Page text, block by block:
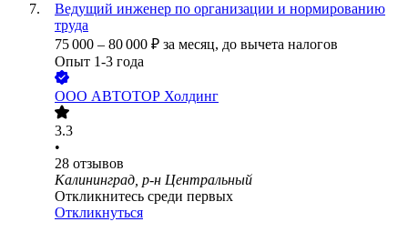
Ведущий инженер по организации и нормированию
труда
75 000 – 80 000 ₽ за месяц, до вычета налогов
Опыт 1-3 года
ООО АВТОТОР Холдинг
3.3
•
28 отзывов
Калининград, р-н Центральный
Откликнитесь среди первых
Откликнуться